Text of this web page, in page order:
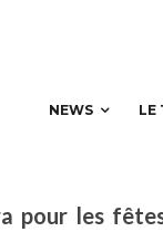
NEWS LE
pour les